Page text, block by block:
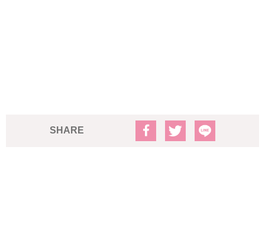
SHARE